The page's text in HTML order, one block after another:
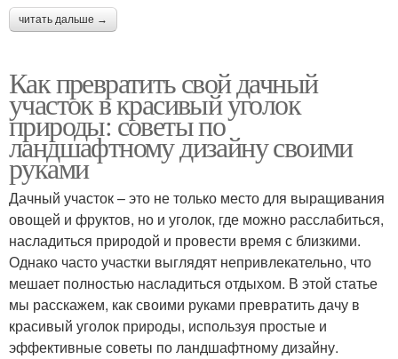
читать дальше →
Как превратить свой дачный
участок в красивый уголок
природы: советы по
ландшафтному дизайну своими
руками
Дачный участок – это не только место для выращивания
овощей и фруктов, но и уголок, где можно расслабиться,
насладиться природой и провести время с близкими.
Однако часто участки выглядят непривлекательно, что
мешает полностью насладиться отдыхом. В этой статье
мы расскажем, как своими руками превратить дачу в
красивый уголок природы, используя простые и
эффективные советы по ландшафтному дизайну.